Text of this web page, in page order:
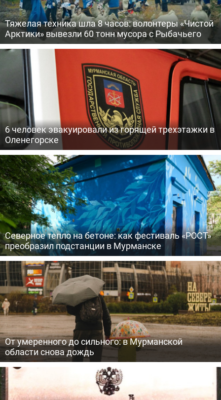
Тяжелая техника шла 8 часов: волонтеры «Чистой
Арктики» вывезли 60 тонн мусора с Рыбачьего
6 человек эвакуировали из горящей трехэтажки в
Оленегорске
Северное тепло на бетоне: как фестиваль «РОСТ»
преобразил подстанции в Мурманске
От умеренного до сильного: в Мурманской
области снова дождь